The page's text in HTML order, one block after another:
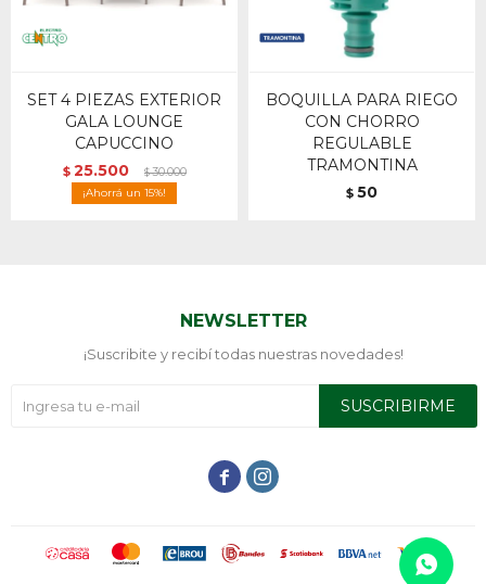
SET 4 PIEZAS EXTERIOR
GALA LOUNGE
CAPUCCINO
$ 25.500 $30.000
15
BOQUILLA PARA RIEGO
CON CHORRO
REGULABLE
TRAMONTINA
$ 50
NEWSLETTER
¡Suscribite y recibí todas nuestras novedades!
SUSCRIBIRME
 